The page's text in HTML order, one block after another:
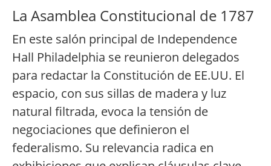
La Asamblea Constitucional de 1787
En este salón principal de Independence
Hall Philadelphia se reunieron delegados
para redactar la Constitución de EE.UU. El
espacio, con sus sillas de madera y luz
natural filtrada, evoca la tensión de
negociaciones que definieron el
federalismo. Su relevancia radica en